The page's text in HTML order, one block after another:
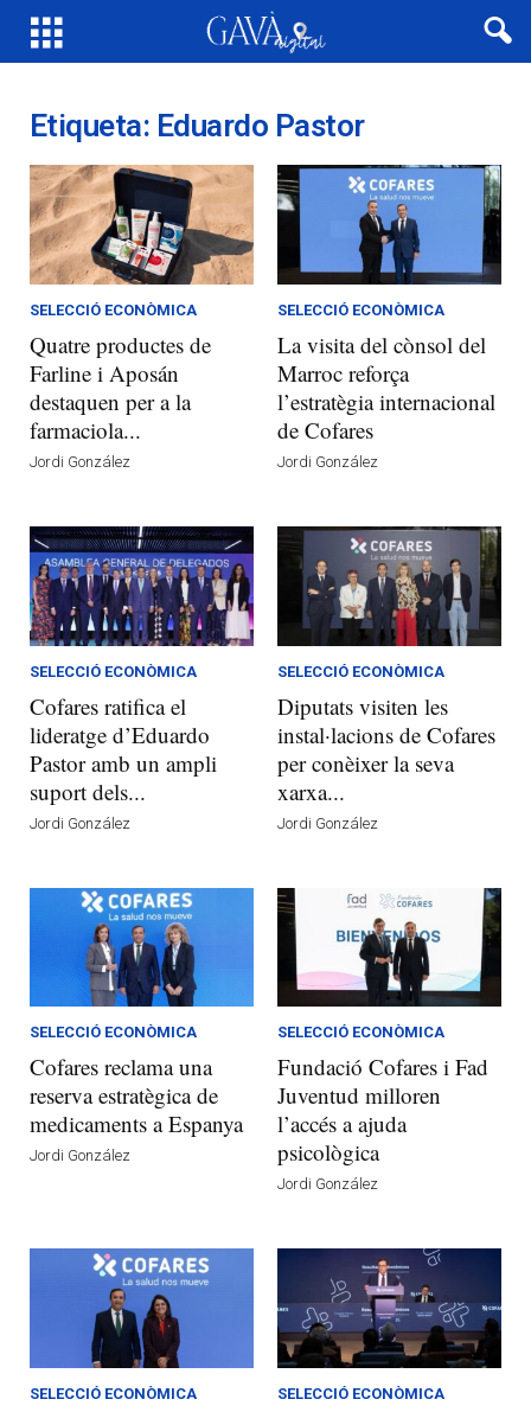
Etiqueta: Eduardo Pastor
SELECCIÓ ECONÒMICA
Quatre productes de
Farline i Aposán
destaquen per a la
farmaciola...
Jordi González
SELECCIÓ ECONÒMICA
La visita del cònsol del
Marroc reforça
l’estratègia internacional
de Cofares
Jordi González
SELECCIÓ ECONÒMICA
Cofares ratifica el
lideratge d’Eduardo
Pastor amb un ampli
suport dels...
Jordi González
SELECCIÓ ECONÒMICA
Diputats visiten les
instal·lacions de Cofares
per conèixer la seva
xarxa...
Jordi González
SELECCIÓ ECONÒMICA
Cofares reclama una
reserva estratègica de
medicaments a Espanya
Jordi González
SELECCIÓ ECONÒMICA
Fundació Cofares i Fad
Juventud milloren
l’accés a ajuda
psicològica
Jordi González
SELECCIÓ ECONÒMICA SELECCIÓ ECONÒMICA